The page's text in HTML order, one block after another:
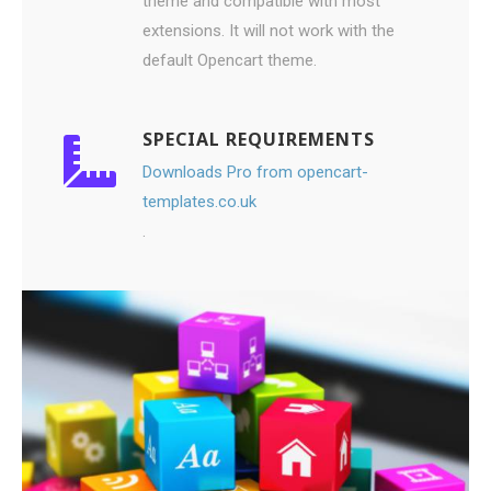
extensions. It will not work with the
default Opencart theme.
SPECIAL REQUIREMENTS
Downloads Pro from opencart-
templates.co.uk
.